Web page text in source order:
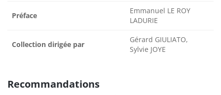
Préface
Emmanuel LE ROY
LADURIE
Collection dirigée par
Gérard GIULIATO,
Sylvie JOYE
Recommandations